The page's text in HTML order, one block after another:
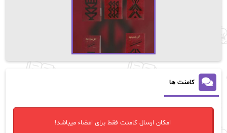
کامنت ها
امکان ارسال کامنت فقط برای اعضاء میباشد!